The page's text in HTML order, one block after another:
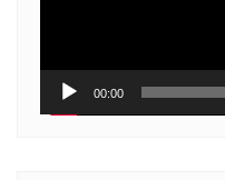
00:00